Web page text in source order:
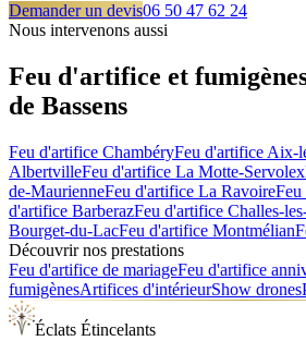
Demander un devis06 50 47 62 24
Nous intervenons aussi
Feu d'artifice et
de Bassens
Feu d'artifice ChambéryFeu d'artifice Aix-
AlbertvilleFeu d'artifice La Motte-Servolex
de-MaurienneFeu d'artifice La RavoireFeu
d'artifice BarberazFeu d'artifice Challes-
Bourget-du-LacFeu d'artifice Montmélian
Découvrir nos prestations
Feu d'artifice de mariageFeu d'artifice
fumigènesArtifices d'intérieurShow drones
Éclats Étincelants